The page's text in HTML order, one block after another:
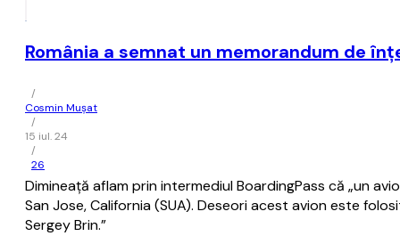
România a semnat un memorandum de
/
Cosmin Mușat
/
15 iul. 24
/
26
Dimineaţă aflam prin intermediul BoardingPass că „un
San Jose, California (SUA). Deseori acest avion este
Sergey Brin.”